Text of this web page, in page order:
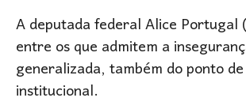
A deputada federal Alice Portugal
entre os que admitem a
generalizada, também do ponto
institucional.